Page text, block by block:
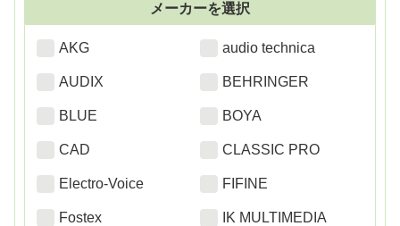
メーカーを選択
AKG audio technica
AUDIX BEHRINGER
BLUE BOYA
CAD CLASSIC PRO
Electro-Voice FIFINE
Fostex IK MULTIMEDIA